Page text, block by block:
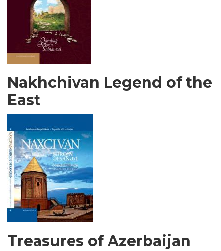
Nakhchivan Legend of the
East
Treasures of Azerbaijan